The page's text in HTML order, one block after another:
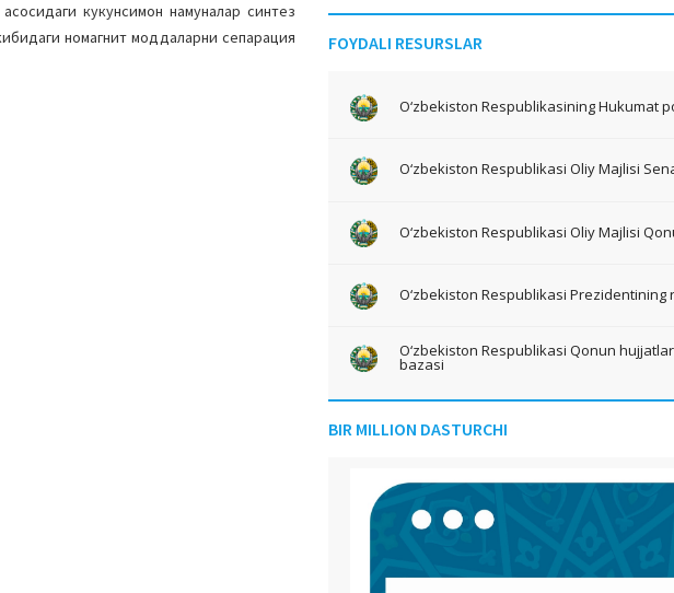
кукунсимон намуналар синтез
номагнит моддаларни сепарация
FOYDALI RESURSLAR
O‘zbekiston Respublikasining Hukumat
O‘zbekiston Respublikasi Oliy Majlisi
O‘zbekiston Respublikasi Oliy Majlisi
O‘zbekiston Respublikasi Prezidentining
O‘zbekiston Respublikasi Qonun
bazasi
BIR MILLION DASTURCHI